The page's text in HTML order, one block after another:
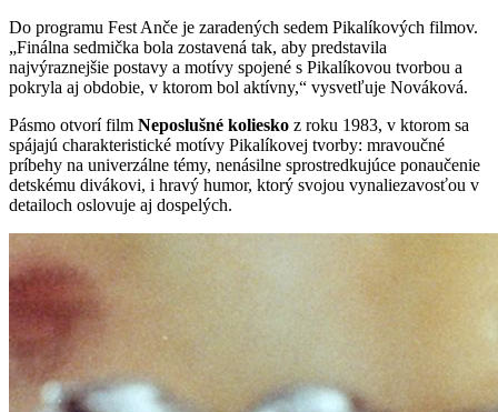
Do programu Fest Anče je zaradených sedem Pikalíkových filmov.
„Finálna sedmička bola zostavená tak, aby predstavila
najvýraznejšie postavy a motívy spojené s Pikalíkovou tvorbou a
pokryla aj obdobie, v ktorom bol aktívny,“ vysvetľuje Nováková.
Pásmo otvorí film Neposlušné koliesko z roku 1983, v ktorom sa
spájajú charakteristické motívy Pikalíkovej tvorby: mravoučné
príbehy na univerzálne témy, nenásilne sprostredkujúce ponaučenie
detskému divákovi, i hravý humor, ktorý svojou vynaliezavosťou v
detailoch oslovuje aj dospelých.